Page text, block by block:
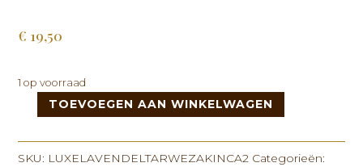
€ 19,50
1 op voorraad
TOEVOEGEN AAN WINKELWAGEN
SKU: LUXELAVENDELTARWEZAKINCA2 Categorieën: